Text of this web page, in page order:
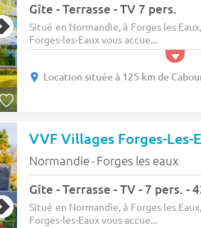
Gîte - Terrasse - TV 7 pers.
Situé en Normandie, à Forges les
Forges-les-Eaux vous accue...
Location située à 125 km de
Normandie- Forges les eaux
Gîte - Terrasse - TV - 7 pers. -
Situé en Normandie, à Forges les
Forges-les-Eaux vous accue...